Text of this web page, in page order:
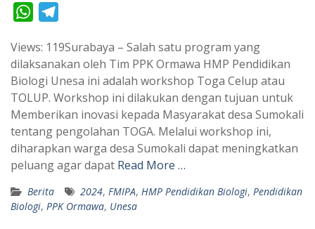
W
a
t
s
A
p
p
l
e
g
r
a
m
Views: 119Surabaya – Salah satu program yang
dilaksanakan oleh Tim PPK Ormawa HMP Pendidikan
Biologi Unesa ini adalah workshop Toga Celup atau
TOLUP. Workshop ini dilakukan dengan tujuan untuk
Memberikan inovasi kepada Masyarakat desa Sumokali
tentang pengolahan TOGA. Melalui workshop ini,
diharapkan warga desa Sumokali dapat meningkatkan
peluang agar dapat Read More …
Berita 2024, FMIPA, HMP Pendidikan Biologi, Pendidikan
Biologi, PPK Ormawa, Unesa